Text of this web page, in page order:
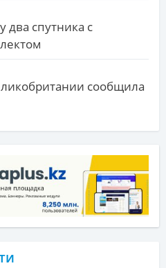
два спутника с
сообщила